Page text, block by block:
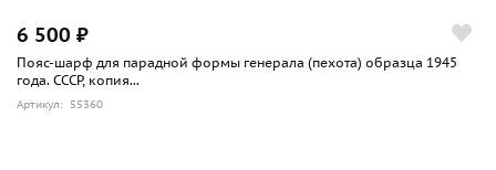
6 500 ₽
Пояс-шарф для парадной формы генерала (пехота) образца 1945
года. СССР, копия...
Артикул: 55360